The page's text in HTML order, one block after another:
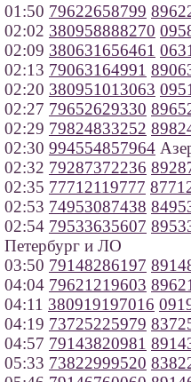
01:50 79622658799
02:02 380958888270
02:09 380631656461
02:13 79063164991
02:20 380951013063
02:27 79652629330
02:29 79824833252
02:30 994554857964
02:32 79287372236
02:35 77712119777
02:53 74953087438
02:54 79533635607
Петербург и ЛО
03:50 79148286197
04:04 79621219603
04:11 380919197016
04:19 73725225979
04:57 79143820981
05:33 73822999520